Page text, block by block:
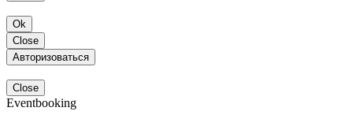
Ok
Close
Авторизоваться
Close
Eventbooking